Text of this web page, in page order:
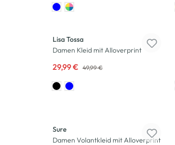
Lisa Tossa
Damen Kleid mit Alloverprint
29,99 € 49,99 €
Sure
Damen Volantkleid mit Alloverprint